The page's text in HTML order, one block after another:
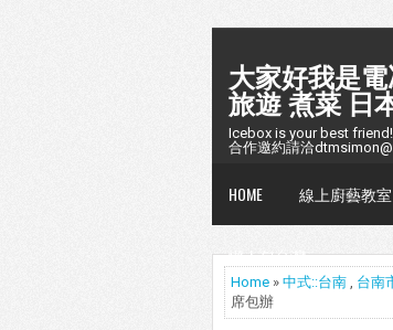
大家好我是
旅遊 煮菜 日
Icebox is your best friend!
合作邀約請洽
HOME 線上廚藝教室
懶人包台灣
Home » 中式::台南 , 台南
席包辦